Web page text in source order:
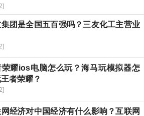
集团是全国五百强吗？三友化工主营业
荣耀ios电脑怎么玩？海马玩模拟器怎
者荣耀？
经济对中国经济有什么影响？互联网